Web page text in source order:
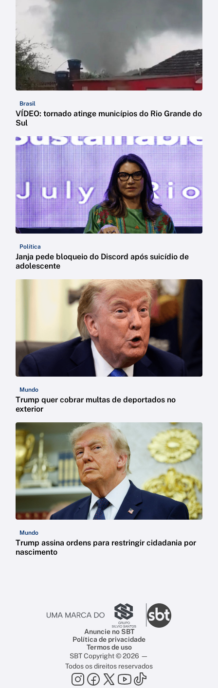
Brasil
VÍDEO: tornado atinge municípios do Rio Grande do
Sul
Política
Janja pede bloqueio do Discord após suicídio de
adolescente
Mundo
Trump quer cobrar multas de deportados no
exterior
Mundo
Trump assina ordens para restringir cidadania por
nascimento
Anuncie no SBT
Política de privacidade
Termos de uso
SBT Copyright © 2026 —
Todos os direitos reservados